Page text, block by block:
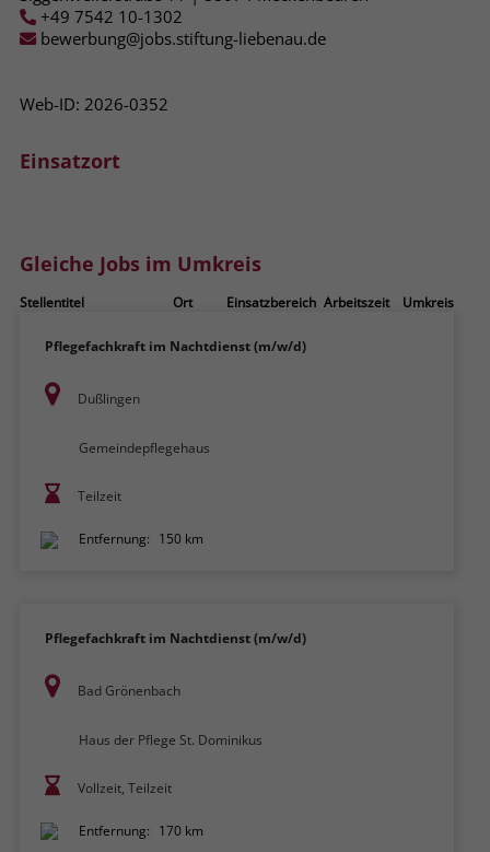
+49 7542 10-1302
bewerbung@jobs.stiftung-liebenau.de
Web-ID: 2026-0352
Einsatzort
Gleiche Jobs im Umkreis
Stellentitel Ort Einsatzbereich Arbeitszeit Umkreis
Pflegefachkraft im Nachtdienst (m/w/d)
Dußlingen
Gemeindepflegehaus
Teilzeit
Entfernung: 150 km
Pflegefachkraft im Nachtdienst (m/w/d)
Bad Grönenbach
Haus der Pflege St. Dominikus
Vollzeit, Teilzeit
Entfernung: 170 km
zeigen. Das _fbp-Cookie sammelt keine
persönlich identifizierbaren
Informationen und wird von Facebook
Unternehmen zurückzusenden.